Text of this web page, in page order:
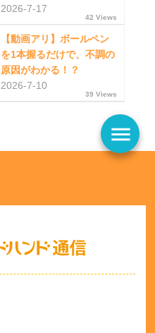
2026-7-17
42 Views
【動画アリ】ボールペン
を1本握るだけで、不調の
原因がわかる！？
2026-7-10
39 Views
menu